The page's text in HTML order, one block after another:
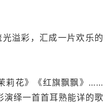
溢彩，汇成一片欢乐的
花》《红旗飘飘》……
演绎一首首耳熟能详的歌